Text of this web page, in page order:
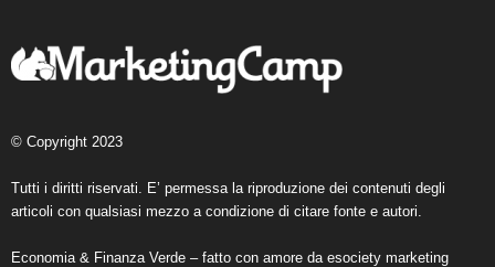
© Copyright 2023
Tutti i diritti riservati. E’ permessa la riproduzione dei contenuti degli
articoli con qualsiasi mezzo a condizione di citare fonte e autori.
Economia & Finanza Verde – fatto con amore da esociety marketing